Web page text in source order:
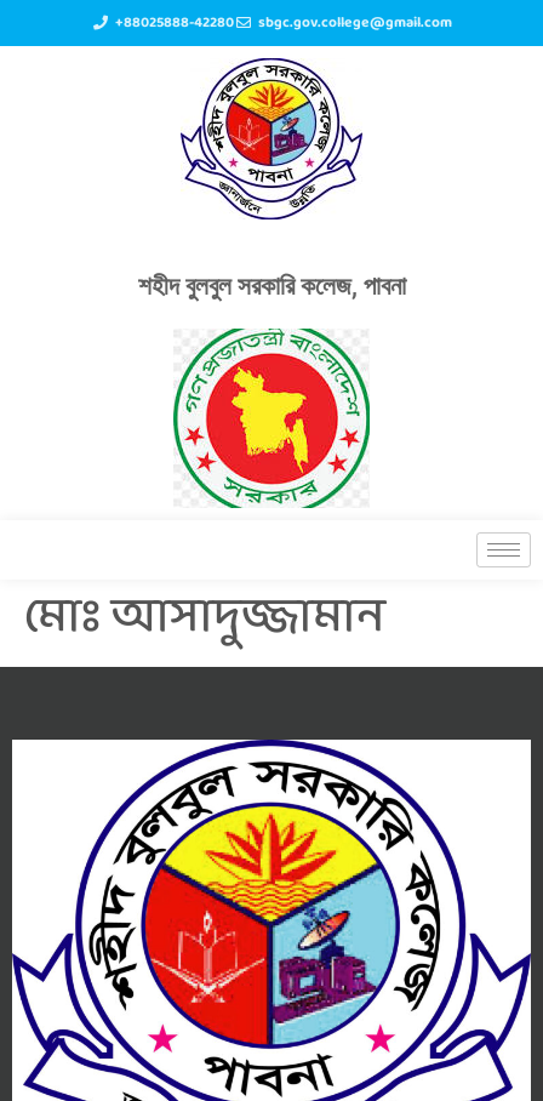
+88025888-42280 sbgc.gov.college@gmail.com
শহীদ বুলবুল সরকারি কলেজ, পাবনা
মোঃ আসাদুজ্জামান